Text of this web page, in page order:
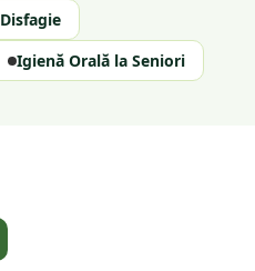
Disfagie
Igienă Orală la Seniori